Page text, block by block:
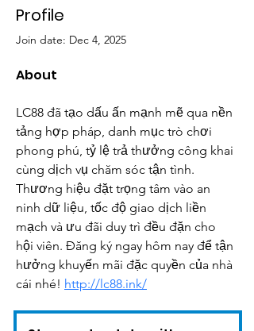
Profile
Join date: Dec 4, 2025
About
LC88 đã tạo dấu ấn mạnh mẽ qua nền
tảng hợp pháp, danh mục trò chơi
phong phú, tỷ lệ trả thưởng công khai
cùng dịch vụ chăm sóc tận tình.
Thương hiệu đặt trọng tâm vào an
ninh dữ liệu, tốc độ giao dịch liền
mạch và ưu đãi duy trì đều đặn cho
hội viên. Đăng ký ngay hôm nay để tận
hưởng khuyến mãi đặc quyền của nhà
cái nhé! http://lc88.ink/